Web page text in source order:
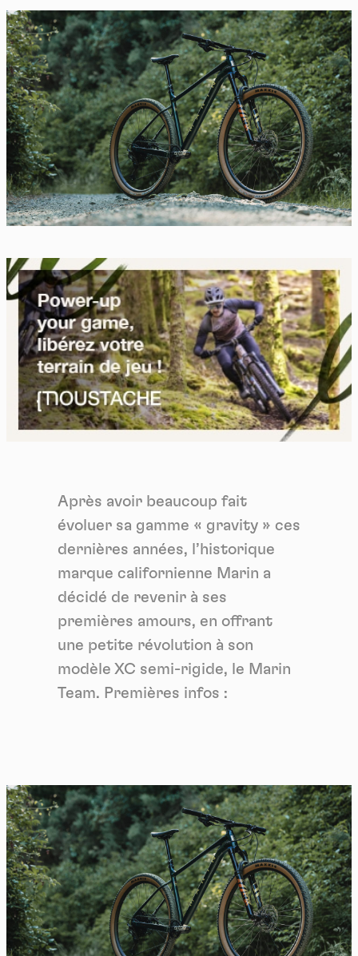
Après avoir beaucoup fait
évoluer sa gamme « gravity » ces
dernières années, l’historique
marque californienne Marin a
décidé de revenir à ses
premières amours, en offrant
une petite révolution à son
modèle XC semi-rigide, le Marin
Team. Premières infos :